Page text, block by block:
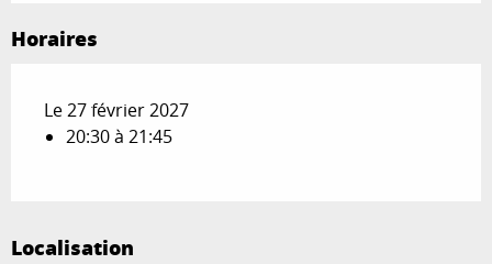
Horaires
Le 27 février 2027
20:30 à 21:45
Localisation